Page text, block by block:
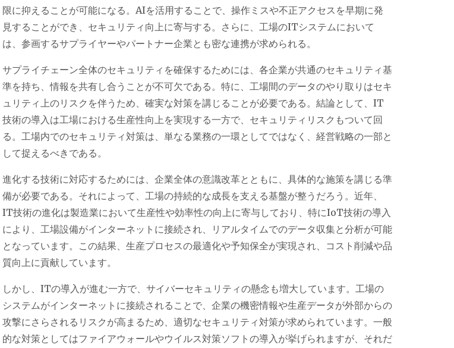
限に抑えることが可能になる。AIを活用することで、操作ミスや不正アクセスを早期に発
見することができ、セキュリティ向上に寄与する。さらに、工場のITシステムにおいて
は、参画するサプライヤーやパートナー企業とも密な連携が求められる。
サプライチェーン全体のセキュリティを確保するためには、各企業が共通のセキュリティ基
準を持ち、情報を共有し合うことが不可欠である。特に、工場間のデータのやり取りはセキ
ュリティ上のリスクを伴うため、確実な対策を講じることが必要である。結論として、IT
技術の導入は工場における生産性向上を実現する一方で、セキュリティリスクもついて回
る。工場内でのセキュリティ対策は、単なる業務の一環としてではなく、経営戦略の一部と
して捉えるべきである。
進化する技術に対応するためには、企業全体の意識改革とともに、具体的な施策を講じる準
備が必要である。それによって、工場の持続的な成長を支える基盤が整うだろう。近年、
IT技術の進化は製造業において生産性や効率性の向上に寄与しており、特にIoT技術の導入
により、工場設備がインターネットに接続され、リアルタイムでのデータ収集と分析が可能
となっています。この結果、生産プロセスの最適化や予知保全が実現され、コスト削減や品
質向上に貢献しています。
しかし、ITの導入が進む一方で、サイバーセキュリティの懸念も増大しています。工場の
システムがインターネットに接続されることで、企業の機密情報や生産データが外部からの
攻撃にさらされるリスクが高まるため、適切なセキュリティ対策が求められています。一般
的な対策としてはファイアウォールやウイルス対策ソフトの導入が挙げられますが、それだ